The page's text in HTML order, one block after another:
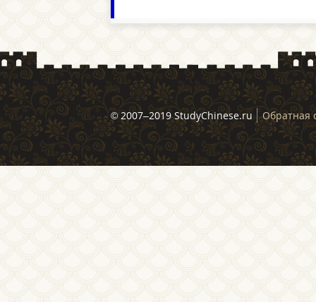
© 2007–2019 StudyChinese.ru Обратная